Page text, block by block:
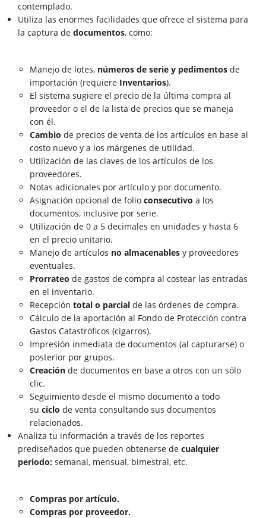
contemplado.
Utiliza las enormes facilidades que ofrece el sistema para
la captura de documentos, como:
Manejo de lotes, números de serie y pedimentos de
importación (requiere Inventarios).
El sistema sugiere el precio de la última compra al
proveedor o el de la lista de precios que se maneja
con él.
Cambio de precios de venta de los artículos en base al
costo nuevo y a los márgenes de utilidad.
Utilización de las claves de los artículos de los
proveedores.
Notas adicionales por artículo y por documento.
Asignación opcional de folio consecutivo a los
documentos, inclusive por serie.
Utilización de 0 a 5 decimales en unidades y hasta 6
en el precio unitario.
Manejo de artículos no almacenables y proveedores
eventuales.
Prorrateo de gastos de compra al costear las entradas
en el inventario.
Recepción total o parcial de las órdenes de compra.
Cálculo de la aportación al Fondo de Protección contra
Gastos Catastróficos (cigarros).
Impresión inmediata de documentos (al capturarse) o
posterior por grupos.
Creación de documentos en base a otros con un sólo
clic.
Seguimiento desde el mismo documento a todo
su ciclo de venta consultando sus documentos
relacionados.
Analiza tu información a través de los reportes
prediseñados que pueden obtenerse de cualquier
periodo: semanal, mensual, bimestral, etc.
Compras por artículo.
Compras por proveedor.